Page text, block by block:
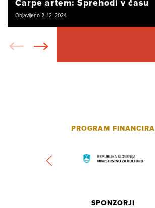
Carpe artem: Sprehodi v času
Objavljeno 2. 12. 2024
PROGRAM FINANCIRA
SPONZORJI